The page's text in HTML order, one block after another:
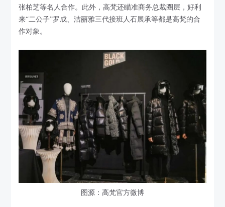
张柏芝等名人合作。此外，高梵还瞄准商务总裁圈层，好利
来“二公子”罗成、洁丽雅三代接班人石展承等都是高梵的合
作对象。
图源：高梵官方微博